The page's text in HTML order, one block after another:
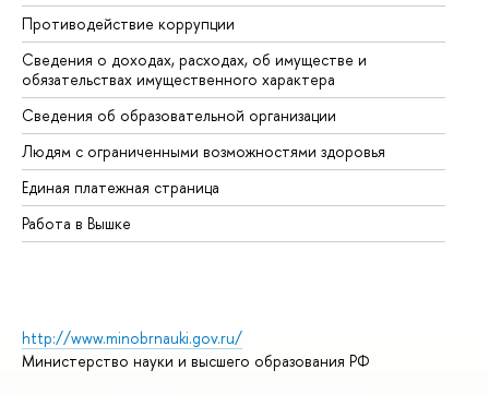
Противодействие коррупции
Сведения о доходах, расходах, об имуществе и
обязательствах имущественного характера
Сведения об образовательной организации
Людям с ограниченными возможностями здоровья
Единая платежная страница
Работа в Вышке
http://www.minobrnauki.gov.ru/
Министерство науки и высшего образования РФ